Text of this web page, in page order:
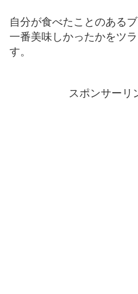
自分が食べたことのある
一番美味しかったかをツ
す。
スポンサーリ